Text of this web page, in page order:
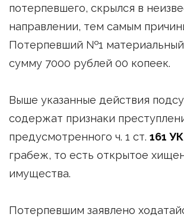
потерпевшего, скрылся в
направлении, тем самым
Потерпевший №1
сумму 7000 рублей 00 копеек.
Выше указанные действия
содержат признаки
предусмотренного ч. 1 ст. 161
грабеж, то есть открытое
имущества.
Потерпевшим заявлено